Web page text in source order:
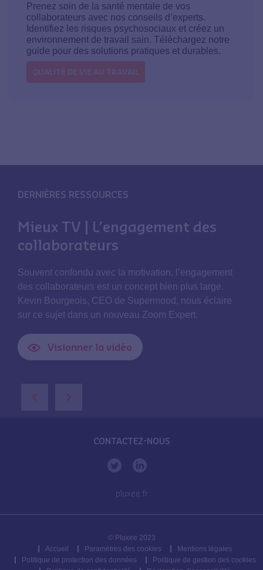
Prenez soin de la santé mentale de vos
collaborateurs avec nos conseils d’experts.
Identifiez les risques psychosociaux et créez un
environnement de travail sain. Téléchargez notre
guide pour des solutions pratiques et durables.
QUALITÉ DE VIE AU TRAVAIL
DERNIÈRES RESSOURCES
Mieux TV | L’engagement des
collaborateurs
Souvent confondu avec la motivation, l’engagement
des collaborateurs est un concept bien plus large.
Kevin Bourgeois, CEO de Supermood, nous éclaire
sur ce sujet dans un nouveau Zoom Expert.
Visionner la vidéo
‹ ›
CONTACTEZ-NOUS
pluxee.fr
© Pluxee 2023
Accueil
Paramètres des cookies
Mentions légales
Politique de protection des données
Politique de gestion des cookies